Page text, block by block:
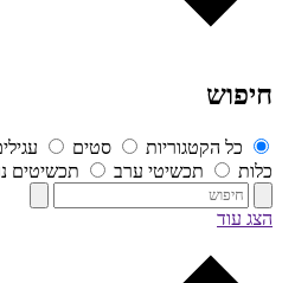
חיפוש
כל הקטגוריות סטים
כלות
תכשיטי ערב תכשיטים
הצג עוד